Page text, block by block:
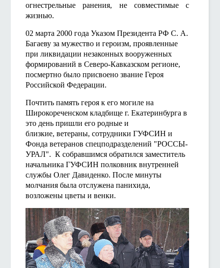
огнестрельные ранения, не совместимые с
жизнью.
02 марта 2000 года Указом Президента РФ С. А.
Багаеву за мужество и героизм, проявленные
при ликвидации незаконных вооруженных
формирований в Северо-Кавказском регионе,
посмертно было присвоено звание Героя
Российской Федерации.
Почтить память героя к его могиле на
Широкореченском кладбище г. Екатеринбурга в
это день пришли его родные и
близкие, ветераны, сотрудники ГУФСИН и
Фонда ветеранов спецподразделений "РОССЫ-
УРАЛ". К собравшимся обратился заместитель
начальника ГУФСИН полковник внутренней
службы Олег Давиденко. После минуты
молчания была отслужена панихида,
возложены цветы и венки.